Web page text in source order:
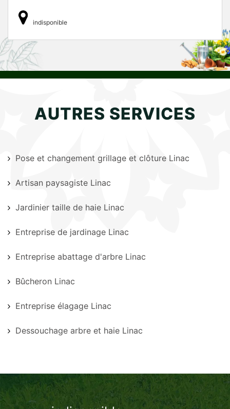
indisponible
AUTRES SERVICES
Pose et changement grillage et clôture Linac
Artisan paysagiste Linac
Jardinier taille de haie Linac
Entreprise de jardinage Linac
Entreprise abattage d'arbre Linac
Bûcheron Linac
Entreprise élagage Linac
Dessouchage arbre et haie Linac